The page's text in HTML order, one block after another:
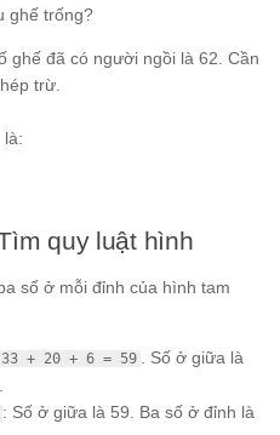
ghế trống?
ghế đã có người ngồi là 62. Cần
trừ.
là:
quy luật hình
số ở mỗi đỉnh của hình tam
33 + 20 + 6 = 59
. Số ở giữa là
: Số ở giữa là 59. Ba số ở đỉnh là